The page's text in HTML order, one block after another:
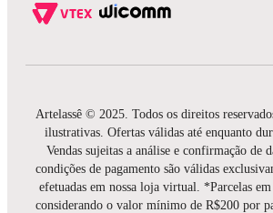
Artelassê © 2025. Todos os direitos
ilustrativas. Ofertas válidas até enquanto
Vendas sujeitas a análise e confirmação de
condições de pagamento são válidas
efetuadas em nossa loja virtual. *Parcelas
considerando o valor mínimo de R$200 por